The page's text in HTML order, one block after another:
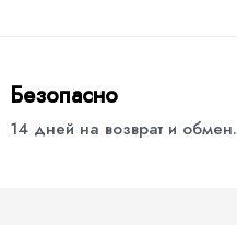
Безопасно
14 дней на возврат и обмен.